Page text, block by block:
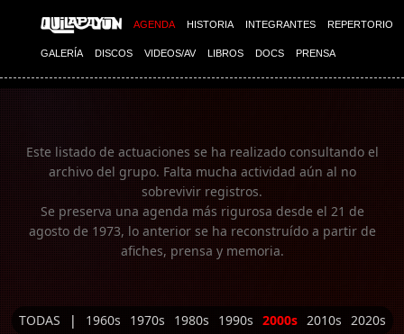
AGENDA HISTORIA INTEGRANTES REPERTORIO
GALERÍA DISCOS VIDEOS/AV LIBROS DOCS PRENSA
Imagen 01
Este listado de actuaciones se ha realizado consultando el
archivo del grupo. Falta mucha actividad aún al no
sobrevivir registros.
Se preserva una agenda más rigurosa desde el 21 de
agosto de 1973, lo anterior se ha reconstruído a partir de
afiches, prensa y memoria.
TODAS | 1960s 1970s 1980s 1990s 2000s 2010s 2020s